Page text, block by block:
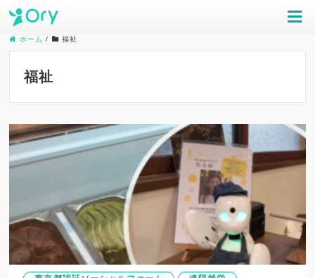
ホーム / 福祉
福祉